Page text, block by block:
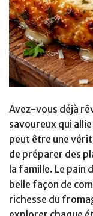
Avez-vous déjà
savoureux qui
peut être une
de préparer des
la famille. Le pain
belle façon de
richesse du